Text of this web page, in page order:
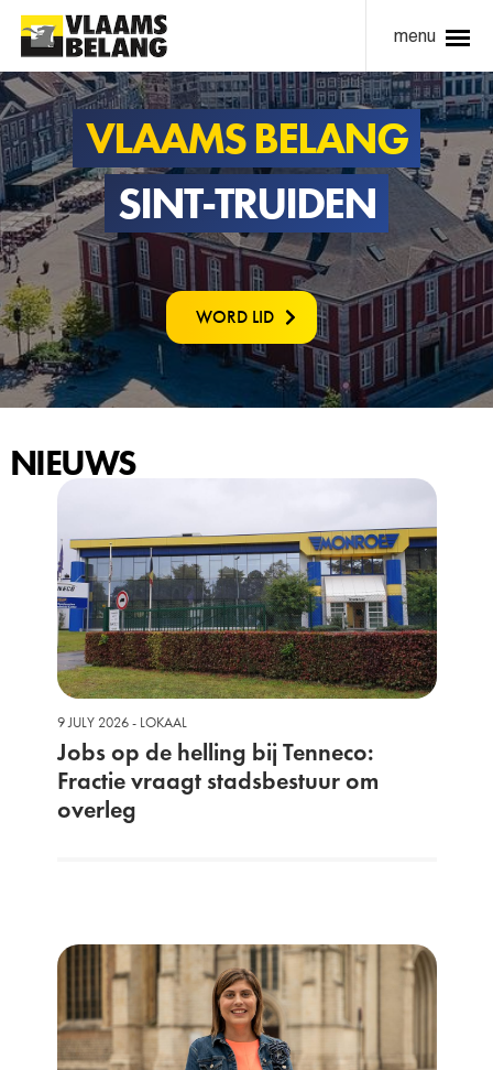
menu
VLAAMS BELANG
SINT-TRUIDEN
WORD LID
NIEUWS
9 JULY 2026 - LOKAAL
Jobs op de helling bij Tenneco:
Fractie vraagt stadsbestuur om
overleg